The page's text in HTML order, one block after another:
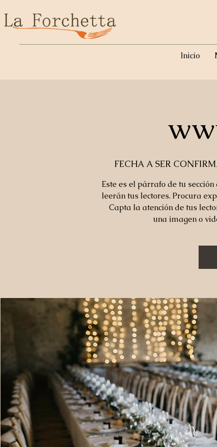
Inicio
FECHA A SER
Este es el párrafo de tu
leerán tus lectores. Procura
Capta la atención de tus
una imagen o